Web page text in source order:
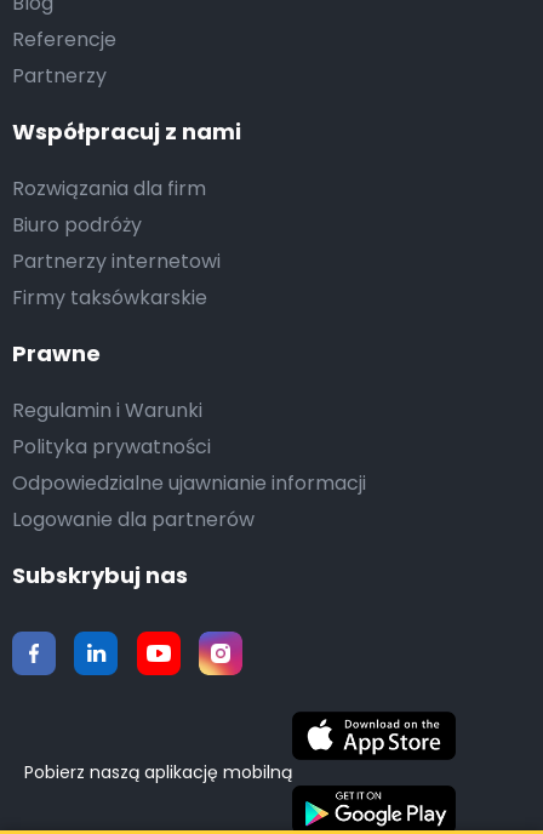
Referencje
Partnerzy
Współpracuj z nami
Rozwiązania dla firm
Biuro podróży
Partnerzy internetowi
Firmy taksówkarskie
Prawne
Regulamin i Warunki
Polityka prywatności
Odpowiedzialne ujawnianie informacji
Logowanie dla partnerów
Subskrybuj nas
Pobierz naszą aplikację mobilną